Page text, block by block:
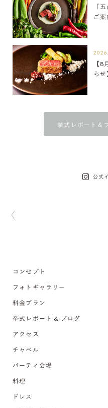
「
ご案
【
らせ
挙式レポート＆
公式
コンセプト
フォトギャラリー
料金プラン
挙式レポート & ブログ
アクセス
チャペル
パーティ会場
料理
ドレス